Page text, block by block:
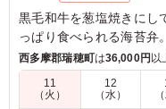
黒毛和牛を葱塩焼きにし
っぱり食べられる海苔弁。
相性抜群の副菜と、厳選
海苔弁であなたを魅了し
西多摩郡瑞穂町は36,000円 以
11
（火）
12
（水）